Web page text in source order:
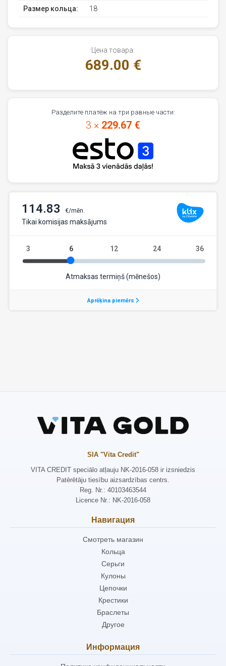
Размер кольца: 18
Цена товара:
689.00 €
Разделите платёж на три равные части:
3 × 229.67 €
SIA "Vita Credit"
VITA CREDIT speciālo atļauju NK-2016-058 ir izsniedzis
Patērētāju tiesību aizsardzības centrs.
Reg. Nr.: 40103463544
Licence Nr.: NK-2016-058
Навигация
Смотреть магазин
Кольца
Серьги
Кулоны
Цепочки
Крестики
Браслеты
Другое
Информация